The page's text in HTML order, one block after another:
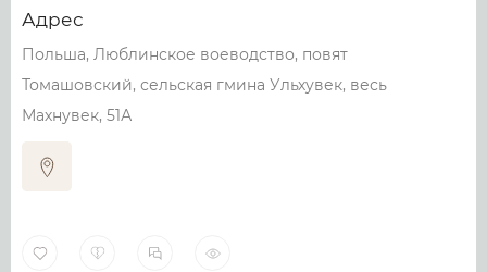
Адрес
Польша, Люблинское воеводство, повят
Томашовский, сельская гмина Ульхувек, весь
Махнувек, 51А